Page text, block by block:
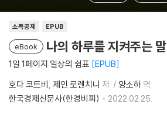
소득공제 EPUB
eBook 나의 하루를 지켜주는 말
1일 1페이지 일상의 쉼표 EPUB
호다 코트비 제인 로렌치니 저 양소하 역
한국경제신문사(한경비피)
2022.02.25.